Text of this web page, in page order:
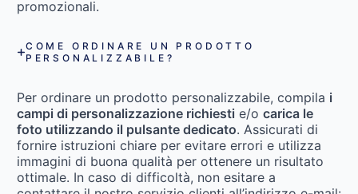
promozionali.
COME ORDINARE UN PRODOTTO
PERSONALIZZABILE?
Per ordinare un prodotto personalizzabile, compila i
campi di personalizzazione richiesti e/o carica le
foto utilizzando il pulsante dedicato. Assicurati di
fornire istruzioni chiare per evitare errori e utilizza
immagini di buona qualità per ottenere un risultato
ottimale. In caso di difficoltà, non esitare a